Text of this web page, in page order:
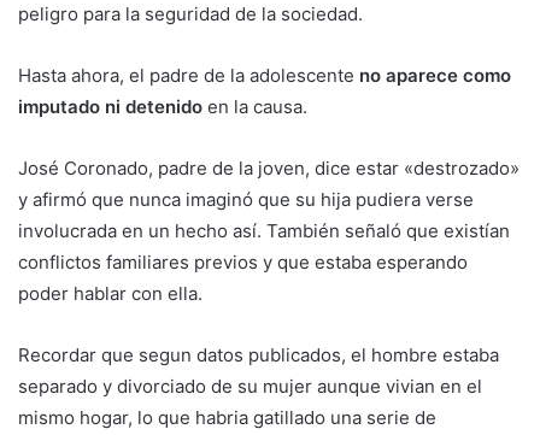
peligro para la seguridad de la sociedad.
Hasta ahora, el padre de la adolescente no aparece como
imputado ni detenido en la causa.
José Coronado, padre de la joven, dice estar «destrozado»
y afirmó que nunca imaginó que su hija pudiera verse
involucrada en un hecho así. También señaló que existían
conflictos familiares previos y que estaba esperando
poder hablar con ella.
Recordar que segun datos publicados, el hombre estaba
separado y divorciado de su mujer aunque vivian en el
mismo hogar, lo que habria gatillado una serie de